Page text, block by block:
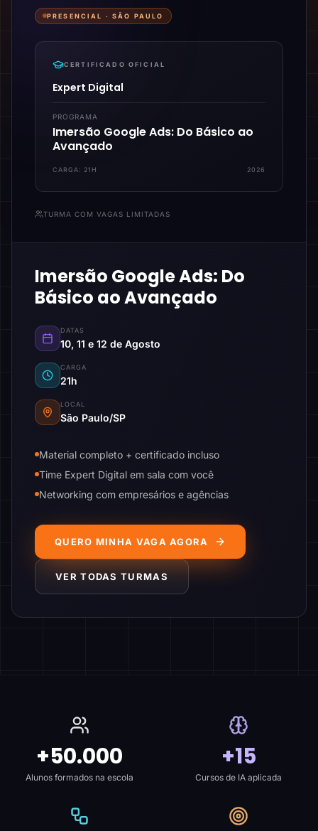
PRESENCIAL ·SÃO PAULO
CERTIFICADO OFICIAL
Expert Digital
PROGRAMA
Imersão Google Ads: Do Básico ao
Avançado
CARGA: 21H 2026
TURMA COM VAGAS LIMITADAS
Imersão Google Ads: Do
Básico ao Avançado
DATAS
10, 11 e 12 de Agosto
CARGA
21h
LOCAL
São Paulo/SP
Material completo + certificado incluso
Time Expert Digital em sala com você
Networking com empresários e agências
QUERO MINHA VAGA AGORA
VER TODAS TURMAS
+50.000
Alunos formados na escola
+15
Cursos de IA aplicada